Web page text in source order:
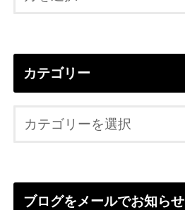
カテゴリー
ブログをメールでお知らせ